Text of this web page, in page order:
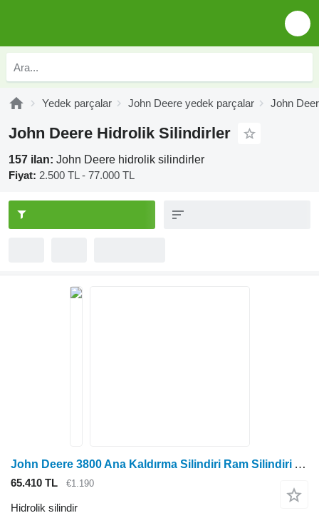
Yedek parçalar John Deere yedek parçalar John
John Deere Hidrolik Silindirler
157 ilan: John Deere hidrolik silindirler
Fiyat: 2.500 TL - 77.000 TL
John Deere 3800 Ana Kaldırma Silindiri Ram Silindiri Az72073, Az57017 AZ72073 hidrolik silindir
65.410 TL €1.190
Hidrolik silindir